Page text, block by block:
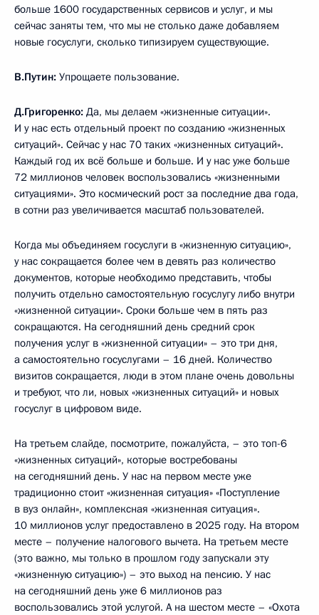
больше 1600 государственных сервисов и услуг, и мы
сейчас заняты тем, что мы не столько даже добавляем
новые госуслуги, сколько типизируем существующие.
В.Путин: Упрощаете пользование.
Д.Григоренко: Да, мы делаем «жизненные ситуации».
И у нас есть отдельный проект по созданию «жизненных
ситуаций». Сейчас у нас 70 таких «жизненных ситуаций».
Каждый год их всё больше и больше. И у нас уже больше
72 миллионов человек воспользовались «жизненными
ситуациями». Это космический рост за последние два года,
в сотни раз увеличивается масштаб пользователей.
Когда мы объединяем госуслуги в «жизненную ситуацию»,
у нас сокращается более чем в девять раз количество
документов, которые необходимо представить, чтобы
получить отдельно самостоятельную госуслугу либо внутри
«жизненной ситуации». Сроки больше чем в пять раз
сокращаются. На сегодняшний день средний срок
получения услуг в «жизненной ситуации» – это три дня,
а самостоятельно госуслугами – 16 дней. Количество
визитов сокращается, люди в этом плане очень довольны
и требуют, что ли, новых «жизненных ситуаций» и новых
госуслуг в цифровом виде.
На третьем слайде, посмотрите, пожалуйста, – это топ-6
«жизненных ситуаций», которые востребованы
на сегодняшний день. У нас на первом месте уже
традиционно стоит «жизненная ситуация» «Поступление
в вуз онлайн», комплексная «жизненная ситуация».
10 миллионов услуг предоставлено в 2025 году. На втором
месте – получение налогового вычета. На третьем месте
(это важно, мы только в прошлом году запускали эту
«жизненную ситуацию») – это выход на пенсию. У нас
на сегодняшний день уже 6 миллионов раз
воспользовались этой услугой. А на шестом месте – «Охота